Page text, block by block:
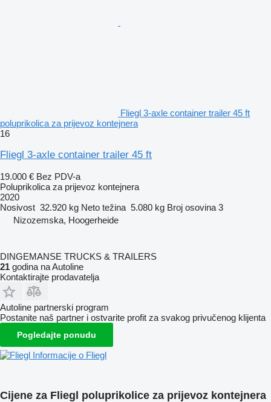
Fliegl 3-axle container trailer 45 ft
poluprikolica za prijevoz kontejnera
16
Fliegl 3-axle container trailer 45 ft
19.000 € Bez PDV-a
Poluprikolica za prijevoz kontejnera
2020
Nosivost 32.920 kg Neto težina 5.080 kg Broj osovina 3
Nizozemska, Hoogerheide
DINGEMANSE TRUCKS & TRAILERS
21 godina na Autoline
Kontaktirajte prodavatelja
Autoline partnerski program
Postanite naš partner i ostvarite profit za svakog privučenog klijenta
Pogledajte ponudu
Informacije o Fliegl
Cijene za Fliegl poluprikolice za prijevoz kontejnera